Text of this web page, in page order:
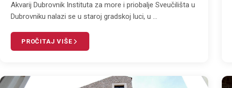
Akvarij Dubrovnik Instituta za more i priobalje Sveučilišta u
Dubrovniku nalazi se u staroj gradskoj luci, u ...
PROČITAJ VIŠE